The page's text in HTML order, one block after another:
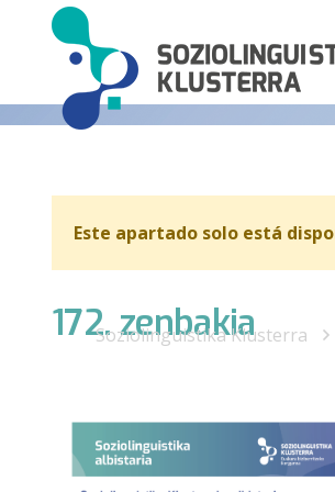
Este apartado solo está
172. zenbakia
Soziolinguistika Klusterra